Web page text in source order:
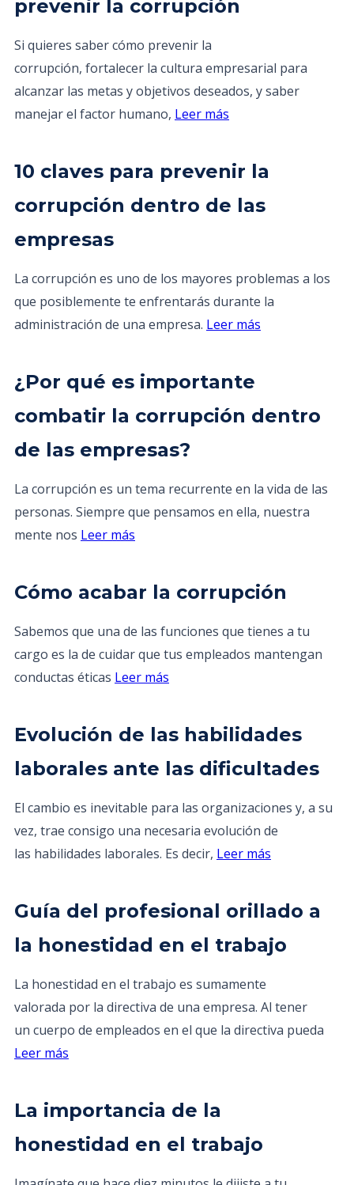
prevenir la corrupción
Si quieres saber cómo prevenir la
corrupción, fortalecer la cultura empresarial para
alcanzar las metas y objetivos deseados, y saber
manejar el factor humano, Leer más
10 claves para prevenir la
corrupción dentro de las
empresas
La corrupción es uno de los mayores problemas a los
que posiblemente te enfrentarás durante la
administración de una empresa. Leer más
¿Por qué es importante
combatir la corrupción dentro
de las empresas?
La corrupción es un tema recurrente en la vida de las
personas. Siempre que pensamos en ella, nuestra
mente nos Leer más
Cómo acabar la corrupción
Sabemos que una de las funciones que tienes a tu
cargo es la de cuidar que tus empleados mantengan
conductas éticas Leer más
Evolución de las habilidades
laborales ante las dificultades
El cambio es inevitable para las organizaciones y, a su
vez, trae consigo una necesaria evolución de
las habilidades laborales. Es decir, Leer más
Guía del profesional orillado a
la honestidad en el trabajo
La honestidad en el trabajo es sumamente
valorada por la directiva de una empresa. Al tener
un cuerpo de empleados en el que la directiva pueda
Leer más
La importancia de la
honestidad en el trabajo